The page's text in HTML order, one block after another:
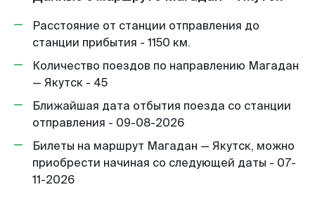
Расстояние от станции отправления до
станции прибытия - 1150 км.
Количество поездов по направлению Магадан
— Якутск - 45
Ближайшая дата отбытия поезда со станции
отправления - 09-08-2026
Билеты на маршрут Магадан — Якутск, можно
приобрести начиная со следующей даты - 07-
11-2026